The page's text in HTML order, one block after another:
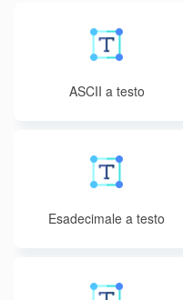
ASCII a testo
Esadecimale a testo